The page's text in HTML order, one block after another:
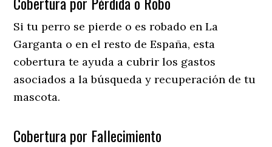
Si tu perro se pierde o es robado en La
Garganta o en el resto de España, esta
cobertura te ayuda a cubrir los gastos
asociados a la búsqueda y recuperación de tu
mascota.
Cobertura por Fallecimiento